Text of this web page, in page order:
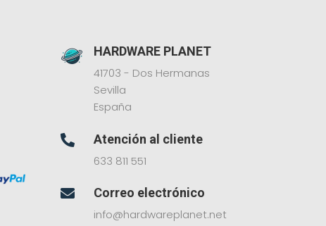
HARDWARE PLANET
41703 - Dos Hermanas
Sevilla
España

Atención al cliente
633 811 551

Correo electrónico
info@hardwareplanet.net